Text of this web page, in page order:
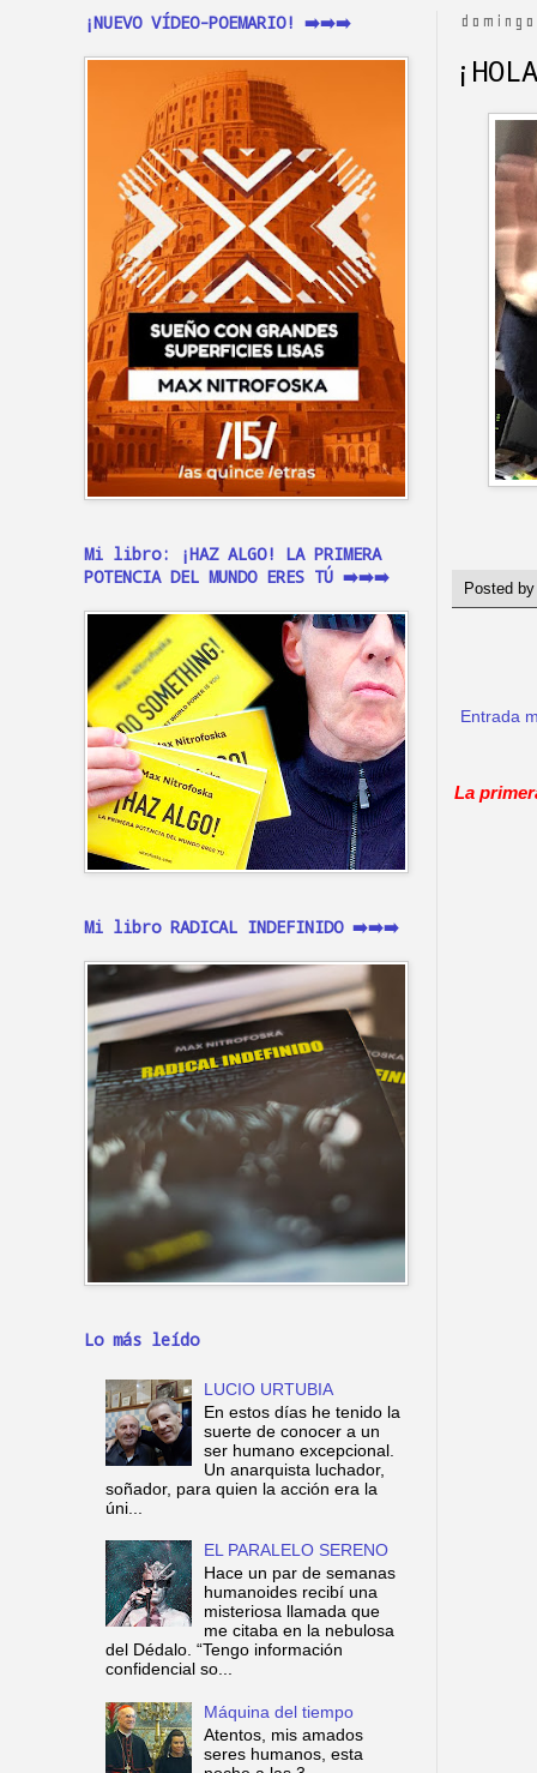
Posted
Entrada
La
¡NUEVO VÍDEO-POEMARIO! ➡️➡️➡️
Mi libro: ¡HAZ ALGO! LA PRIMERA
POTENCIA DEL MUNDO ERES TÚ ➡️➡️➡️
Mi libro RADICAL INDEFINIDO ➡️➡️➡️
Lo más leído
LUCIO URTUBIA
En estos días he tenido la
suerte de conocer a un
ser humano excepcional.
Un anarquista luchador,
soñador, para quien la acción era la
úni...
EL PARALELO SERENO
Hace un par de semanas
humanoides recibí una
misteriosa llamada que
me citaba en la nebulosa
del Dédalo. “Tengo información
confidencial so...
Máquina del tiempo
Atentos, mis amados
seres humanos, esta